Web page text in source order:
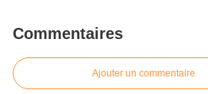
Commentaires
Ajouter un commentaire